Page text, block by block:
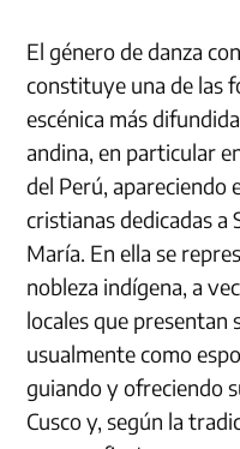
El género de danza
constituye una de las
escénica más
andina, en particular
del Perú, apareciendo
cristianas dedicadas a
María. En ella se
nobleza indígena, a
locales que presentan
usualmente como
guiando y ofreciendo
Cusco y, según la